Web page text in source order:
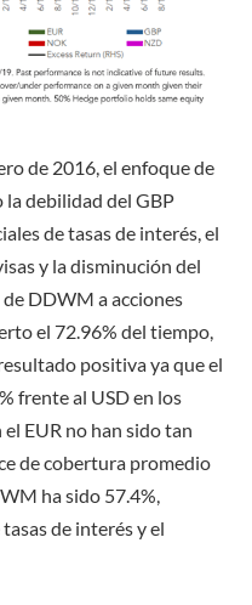
de 2016, el enfoque de
debilidad del GBP
de tasas de interés, el
y la disminución del
DDWM a acciones
el 72.96% del tiempo,
positiva ya que el
frente al USD en los
el EUR no han sido tan
de cobertura promedio
ha sido 57.4%,
de interés y el